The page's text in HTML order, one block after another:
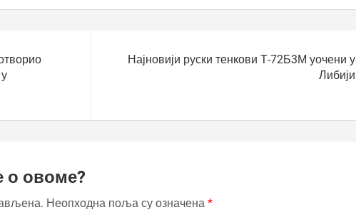
Најновији руски тенкови Т-72Б3М уочени у
Либији
о овоме?
Неопходна поља су означена *